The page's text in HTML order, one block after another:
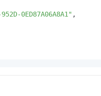
0ED87A06A8A1" ,